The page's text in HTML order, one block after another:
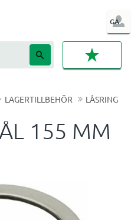
GA
IN
LAGERTILLBEHÖR LÅSRING
155 MM